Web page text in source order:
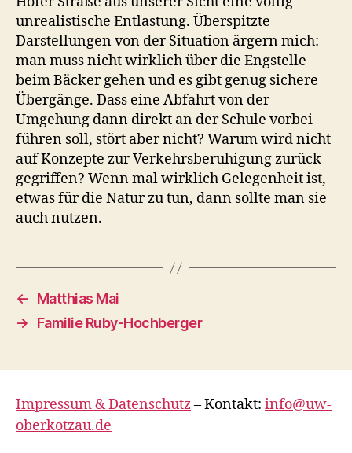
unrealistische Entlastung. Überspitzte
Darstellungen von der Situation ärgern mich:
man muss nicht wirklich über die Engstelle
beim Bäcker gehen und es gibt genug sichere
Übergänge. Dass eine Abfahrt von der
Umgehung dann direkt an der Schule vorbei
führen soll, stört aber nicht? Warum wird nicht
auf Konzepte zur Verkehrsberuhigung zurück
gegriffen? Wenn mal wirklich Gelegenheit ist,
etwas für die Natur zu tun, dann sollte man sie
auch nutzen.
←
Matthias Mai
→
Familie Ruby-Hochberger
Impressum & Datenschutz– Kontakt: info@uw-
oberkotzau.de